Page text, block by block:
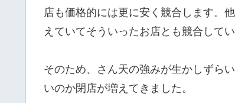
店も価格的には更に安く競合します。
えていてそういったお店とも競合してい
そのため、さん天の強みが生かしずら
いのか閉店が増えてきました。